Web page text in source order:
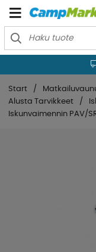
Start
Alusta Tarvikkeet
Iskunvaimennin PAV/